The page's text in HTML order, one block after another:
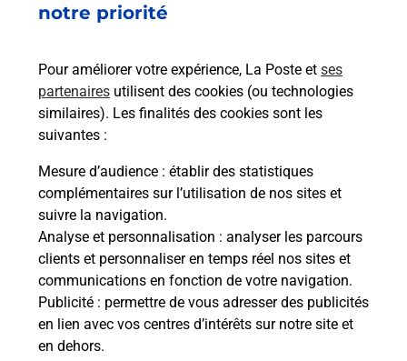
notre priorité
Pour améliorer votre expérience, La Poste et ses
partenaires utilisent des cookies (ou technologies
similaires). Les finalités des cookies sont les
suivantes :
Mesure d’audience : établir des statistiques
complémentaires sur l’utilisation de nos sites et
suivre la navigation.
Analyse et personnalisation : analyser les parcours
clients et personnaliser en temps réel nos sites et
communications en fonction de votre navigation.
Publicité : permettre de vous adresser des publicités
en lien avec vos centres d’intérêts sur notre site et
en dehors.
Acheter un iPhone neuf ou reconditionné
Vous recherchez un smartphone pas cher proche
de chez vous ? Découvrez notre offre de
téléphones iPhone Apple dans vos bureaux de
Poste à VOID VACON (55190) !
En savoir plus